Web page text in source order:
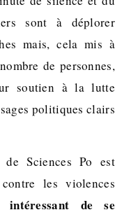
sont à déplorer
mais, cela mis à
de personnes,
soutien à la lutte
politiques clairs
Sciences Po est
les violences
de se